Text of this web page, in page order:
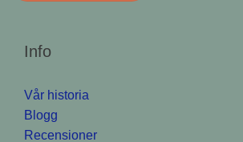
Info
Vår historia
Blogg
Recensioner